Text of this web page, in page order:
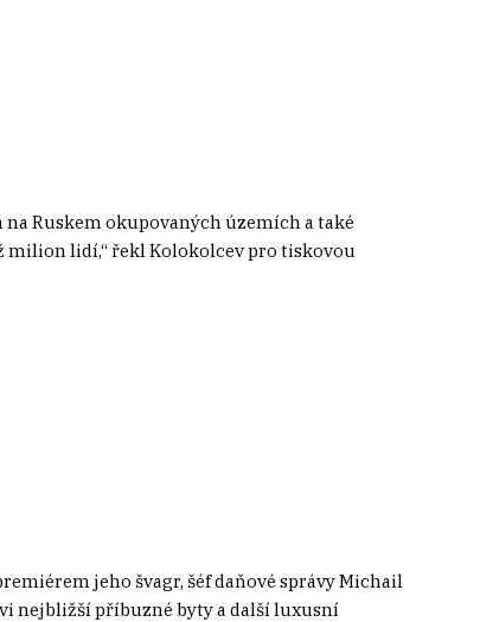
Ruskem okupovaných územích a také
milion lidí,“ řekl Kolokolcev pro tiskovou
jeho švagr, šéf daňové správy Michail
nejbližší příbuzné byty a další luxusní